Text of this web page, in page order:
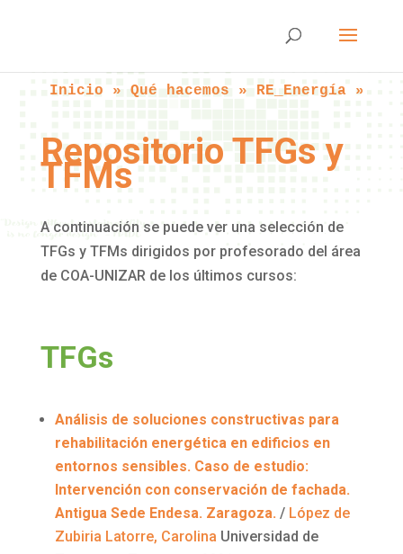
Inicio » Qué hacemos » RE_Energía »
Repositorio TFGs y
TFMs
A continuación se puede ver una selección de
TFGs y TFMs dirigidos por profesorado del área
de COA-UNIZAR de los últimos cursos:
TFGs
Análisis de soluciones constructivas para
rehabilitación energética en edificios en
entornos sensibles. Caso de estudio:
Intervención con conservación de fachada.
Antigua Sede Endesa. Zaragoza. / López de
Zubiria Latorre, Carolina Universidad de